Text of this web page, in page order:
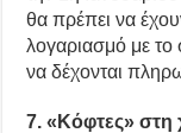
θα πρέπει να
λογαριασμό με
να δέχονται
7. «Κόφτες»